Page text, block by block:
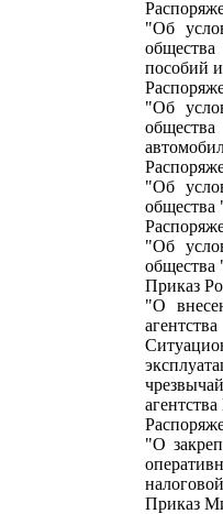
"Об
пособий
"Об
"Об
общества
"Об
общества
Приказ
"О
"О
Приказ